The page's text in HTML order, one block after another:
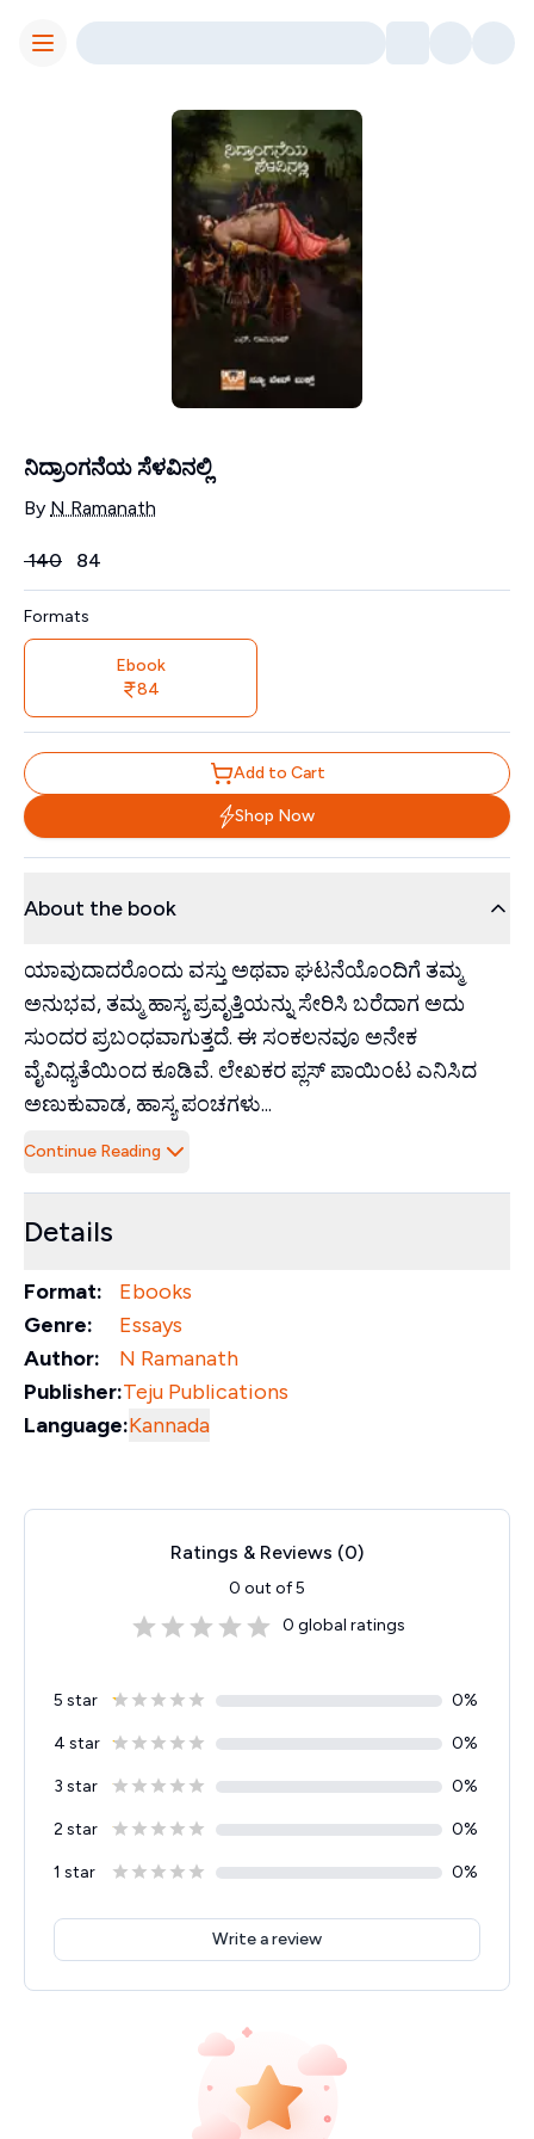
Toggle Menu
ನಿದ್ರಾಂಗನೆಯ ಸೆಳವಿನಲ್ಲಿ
Contributors
By N Ramanath
Price
₹140 84
Formats
Ebook
84
Add to Cart
Shop Now
About the book
ಯಾವುದಾದರೊಂದು ವಸ್ತು ಅಥವಾ ಘಟನೆಯೊಂದಿಗೆ ತಮ್ಮ
ಅನುಭವ, ತಮ್ಮ ಹಾಸ್ಯ ಪ್ರವೃತ್ತಿಯನ್ನು ಸೇರಿಸಿ ಬರೆದಾಗ ಅದು
ಸುಂದರ ಪ್ರಬಂಧವಾಗುತ್ತದೆ. ಈ ಸಂಕಲನವೂ ಅನೇಕ
ವೈವಿಧ್ಯತೆಯಿಂದ ಕೂಡಿವೆ. ಲೇಖಕರ ಪ್ಲಸ್ ಪಾಯಿಂಟ ಎನಿಸಿದ
ಅಣುಕುವಾಡ, ಹಾಸ್ಯ ಪಂಚಗಳು...
Continue Reading
Details
Format:
Ebooks
Genre:
Essays
Author:
N Ramanath
Publisher:Teju Publications
Language:Kannada
Ratings & Reviews (0)
0 out of 5
0 global ratings
5 star 0%
4 star 0%
3 star 0%
2 star 0%
1 star 0%
Write a review